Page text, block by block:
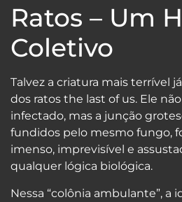
Ratos – Um
Coletivo
Talvez a criatura mais terrível
dos ratos the last of us. Ele
infectado, mas a junção
fundidos pelo mesmo fungo,
imenso, imprevisível e
qualquer lógica biológica.
Nessa “colônia ambulante”, a